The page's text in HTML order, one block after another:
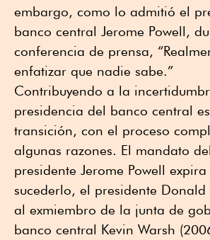
embargo, como lo admitió el
banco central Jerome Powell,
conferencia de prensa,
enfatizar que nadie sabe.”
Contribuyendo a la
presidencia del banco central
transición, con el proceso
algunas razones. El mandato
presidente Jerome Powell
sucederlo, el presidente Donald
al exmiembro de la junta de
banco central Kevin Warsh